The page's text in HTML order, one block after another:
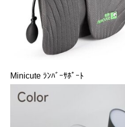
Minicute ﾗﾝﾊﾞｰｻﾎﾟｰﾄ